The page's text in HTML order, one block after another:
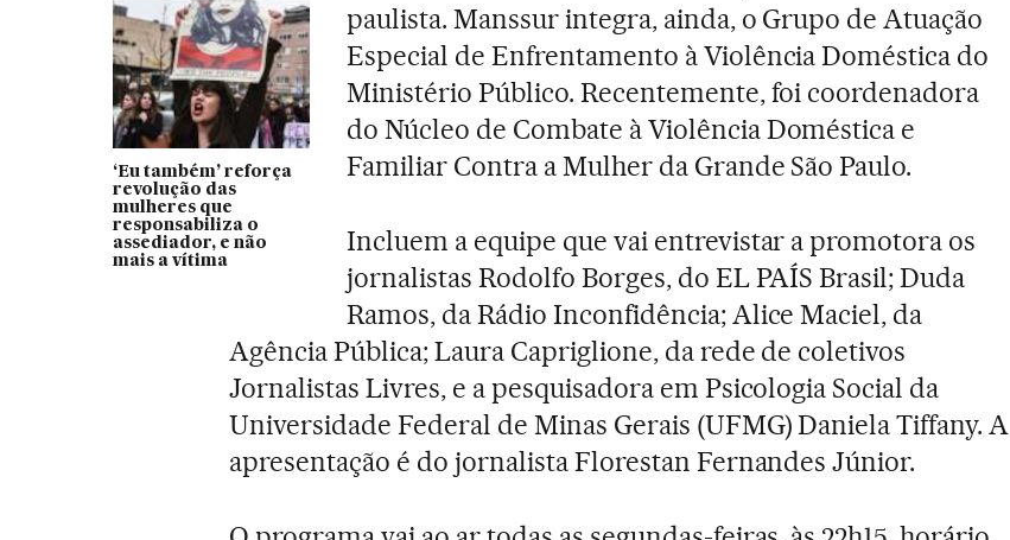
‘Eu também’ reforça
revolução das
mulheres que
responsabiliza o
assediador, e não
mais a vítima
paulista. Manssur integra, ainda, o Grupo de Atuação
Especial de Enfrentamento à Violência Doméstica do
Ministério Público. Recentemente, foi coordenadora
do Núcleo de Combate à Violência Doméstica e
Familiar Contra a Mulher da Grande São Paulo.
Incluem a equipe que vai entrevistar a promotora os
jornalistas Rodolfo Borges, do EL PAÍS Brasil; Duda
Ramos, da Rádio Inconfidência; Alice Maciel, da
Agência Pública; Laura Capriglione, da rede de coletivos
Jornalistas Livres, e a pesquisadora em Psicologia Social da
Universidade Federal de Minas Gerais (UFMG) Daniela Tiffany. A
apresentação é do jornalista Florestan Fernandes Júnior.